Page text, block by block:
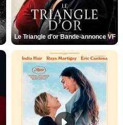
Le Triangle d'or Bande-annonce VF